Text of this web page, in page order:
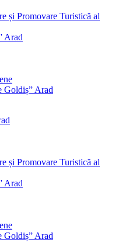
și Promovare Turistică al
Arad
Goldiș” Arad
și Promovare Turistică al
Arad
Goldiș” Arad